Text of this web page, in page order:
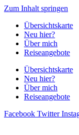
Zum Inhalt springen
Übersichtskarte
Neu hier?
Über mich
Reiseangebote
Übersichtskarte
Neu hier?
Über mich
Reiseangebote
Facebook Twitter